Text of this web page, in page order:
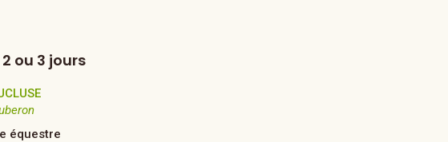
ou 3 jours
équestre